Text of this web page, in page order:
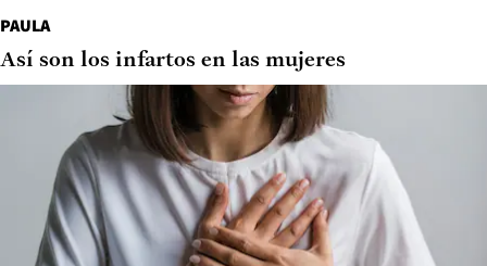
PAULA
Así son los infartos en las mujeres